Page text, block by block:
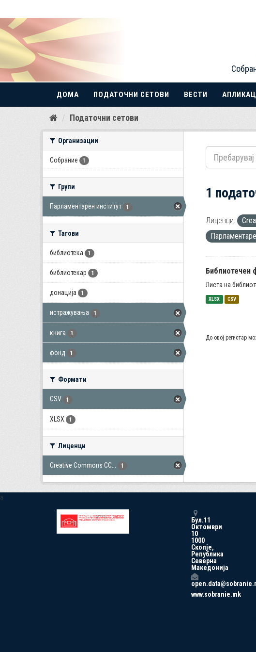
Прескокнете
ДОМА ПОДАТОЧНИ СЕТОВИ ВЕСТИ
Податочни сетови
Организации
Собрание 1
Групи
Парламентарен институт 1
Тагови
библиотека 1
библиотекар 1
донација 1
истражувања 1
книга 1
фонд 1
Формати
CSV 1
XLSX 1
Лиценци
Creative Commons CC... 1
1
Лиценци:
Библиотечен
Листа на
XLSX CSV
До овој регистар
a
Бул.11
Октомври
10
1000
Скопје,
Република
Северна
Македонија
www.sobranie.mk